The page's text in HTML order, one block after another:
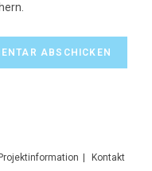
Projektinformation Kontakt